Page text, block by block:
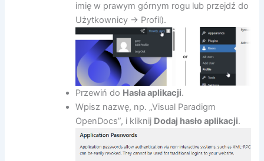
imię w prawym górnym rogu lub przejdź do
Użytkownicy → Profil).
Przewiń do Hasła aplikacji.
Wpisz nazwę, np. „Visual Paradigm
OpenDocs”, i kliknij Dodaj hasło aplikacji.